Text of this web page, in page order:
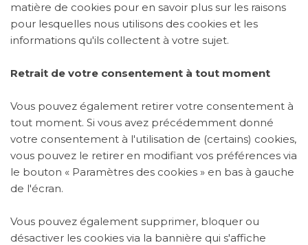
matière de cookies pour en savoir plus sur les raisons
pour lesquelles nous utilisons des cookies et les
informations qu'ils collectent à votre sujet.
Retrait de votre consentement à tout moment
Vous pouvez également retirer votre consentement à
tout moment. Si vous avez précédemment donné
votre consentement à l'utilisation de (certains) cookies,
vous pouvez le retirer en modifiant vos préférences via
le bouton « Paramètres des cookies » en bas à gauche
de l'écran.
Vous pouvez également supprimer, bloquer ou
désactiver les cookies via la bannière qui s'affiche